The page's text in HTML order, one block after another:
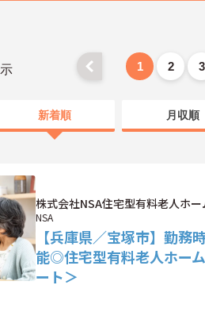
1 2 3
新着順 月収順
株式会社NSA住宅型有料老人ホ
NSA
【兵庫県／宝塚市】勤務
能◎住宅型有料老人ホー
ート＞